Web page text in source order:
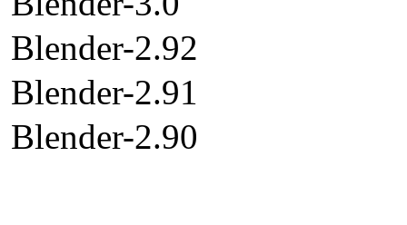
Blender-2.92
Blender-2.91
Blender-2.90